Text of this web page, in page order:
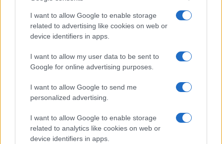
I want to allow Google to enable storage
related to advertising like cookies on web or
device identifiers in apps.
I want to allow my user data to be sent to
Google for online advertising purposes.
I want to allow Google to send me
personalized advertising.
I want to allow Google to enable storage
related to analytics like cookies on web or
device identifiers in apps.
emozioni e canti
Marco Tessari · 3 Ago 2026
NEWS